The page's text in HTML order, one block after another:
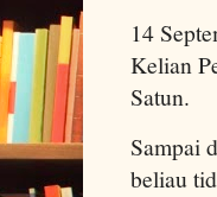
14
Kelian
Satun.
Sampai
beliau